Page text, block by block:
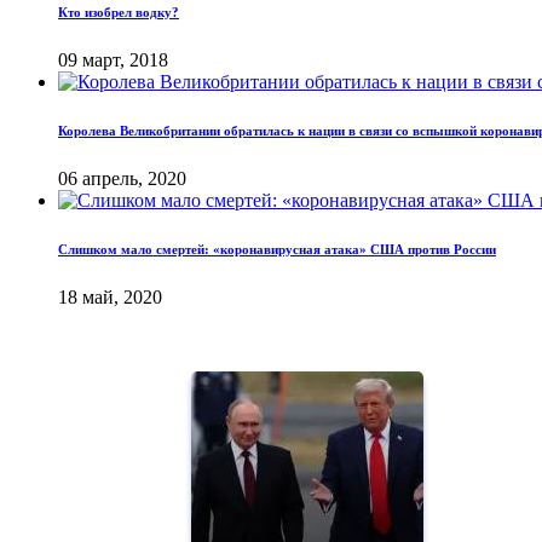
Кто изобрел водку?
09 март, 2018
Королева Великобритании обратилась к нации в связи со вспышкой
06 апрель, 2020
Слишком мало смертей: «коронавирусная атака» США против России
18 май, 2020